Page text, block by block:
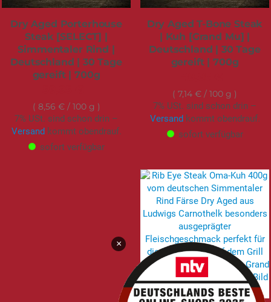
Dry Aged Porterhouse
Steak [SELECT] |
Simmentaler Rind |
Deutschland | 30 Tage
gereift | 700g
8,56 €/ 100 g
7% USt. sind schon drin –
Versandkommt obendrauf.
sofort verfügbar
Dry Aged T-Bone Steak
| Kuh [Grand Mu] |
Deutschland | 30 Tage
gereift | 700g
7,14 € / 100 g
7% USt. sind schon drin –
Versandkommt obendrauf.
sofort verfügbar
×